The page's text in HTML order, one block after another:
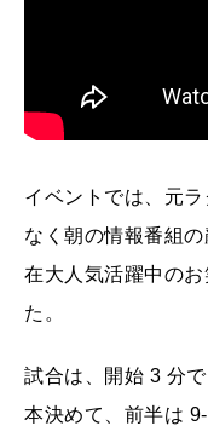
イベントでは、元
なく朝の情報番組
在大人気活躍中の
た。
試合は、開始 3 分
本決めて、前半は